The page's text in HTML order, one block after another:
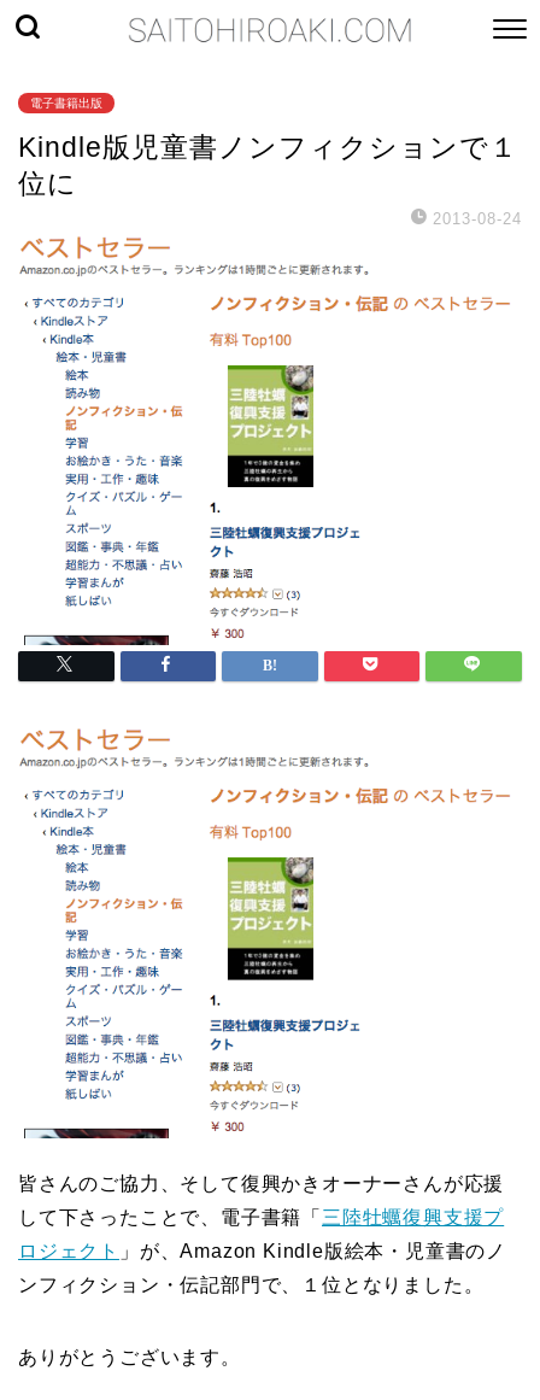
電子書籍出版
Kindle版児童書ノンフィクションで１
位に
2013-08-24
皆さんのご協力、そして復興かきオーナーさんが応援
して下さったことで、電子書籍「 三陸牡蠣復興支援プ
ロジェクト 」が、Amazon Kindle版絵本・児童書のノ
ンフィクション・伝記部門で、１位となりました。
ありがとうございます。